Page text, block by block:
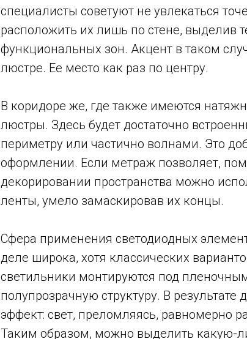
специалисты советуют не увлекаться
расположить их лишь по стене, выделив
функциональных зон. Акцент в таком
люстре. Ее место как раз по центру.
В коридоре же, где также имеются
люстры. Здесь будет достаточно
периметру или частично волнами. Это
оформлении. Если метраж позволяет,
декорировании пространства можно
ленты, умело замаскировав их концы.
Сфера применения светодиодных
деле широка, хотя классических
светильники монтируются под
полупрозрачную структуру. В результате
эффект: свет, преломляясь, равномерно
Таким образом, можно выделить какую-